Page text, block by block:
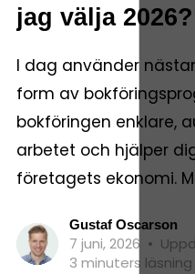
jag välja 2026?
I dag använder
form av
bokföringen enklare,
arbetet och hjälper
företagets ekonomi.
Gustaf Oscarson
7 juni, 2026 •
3 minuters läsning